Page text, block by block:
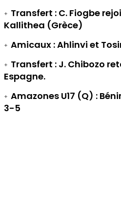
Transfert : C. Fiogbe
Kallithea (Grèce)
Amicaux : Ahlinvi et
Transfert : J. Chibozo
Espagne.
Amazones U17 (Q) :
3-5